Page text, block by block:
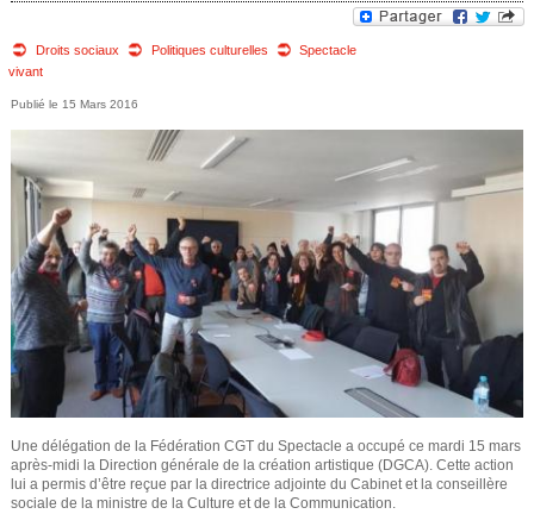
e
r
e
c
h
e
r
c
o
u
s
ê
e
s
i
c
i
Droits sociaux Politiques culturelles
Spectacle
vivant
15 Mars 2016
Une délégation de la Fédération CGT du Spectacle a occupé ce mardi 15 mars
après-midi la Direction générale de la création artistique (DGCA). Cette action
lui a permis d’être reçue par la directrice adjointe du Cabinet et la conseillère
sociale de la ministre de la Culture et de la Communication.